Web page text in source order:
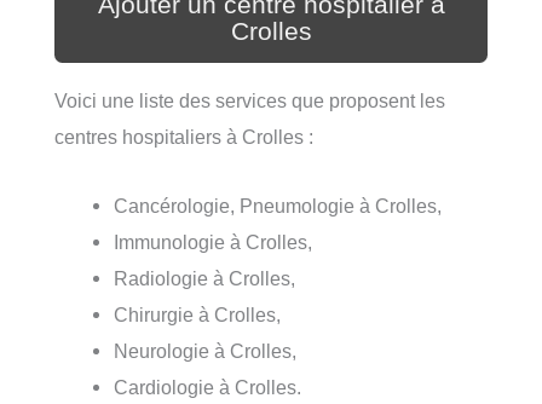
Crolles
Voici une liste des services que proposent les
centres hospitaliers à Crolles :
Cancérologie, Pneumologie à Crolles,
Immunologie à Crolles,
Radiologie à Crolles,
Chirurgie à Crolles,
Neurologie à Crolles,
Cardiologie à Crolles.